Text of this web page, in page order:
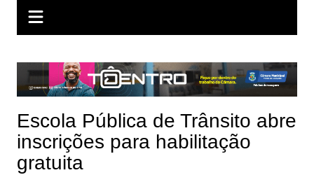
Escola Pública de Trânsito abre
inscrições para habilitação
gratuita